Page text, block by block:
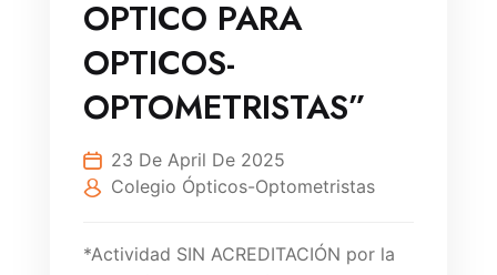
OPTICO PARA
OPTICOS-
OPTOMETRISTAS”
23 De April De 2025
Colegio Ópticos-Optometristas
*Actividad SIN ACREDITACIÓN por la